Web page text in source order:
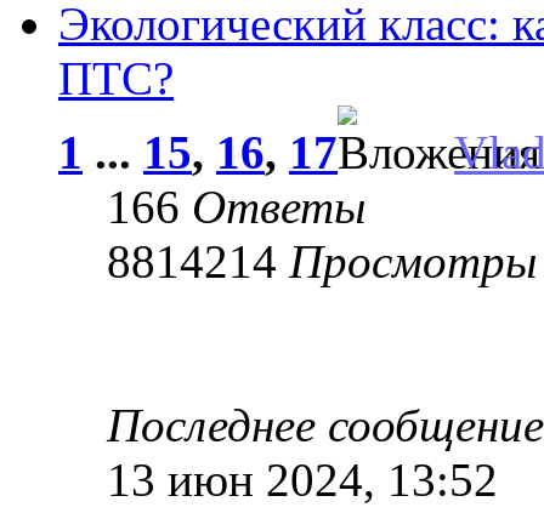
Экологический класс:
ПТС?
1 ... 15, 16, 17
166 Ответы
8814214 Просмотры
Последнее
13 июн 2024, 13:52